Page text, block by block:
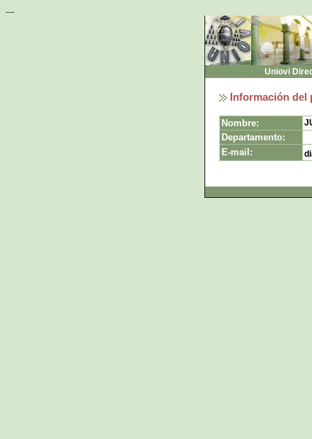
----
Uniovi
Información del
Nombre:
Departamento:
E-mail: